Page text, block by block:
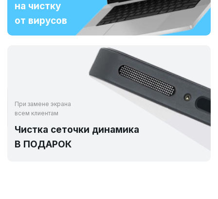
на чистку
от вирусов
При замене экрана
всем клиентам
Чистка сеточки динамика
В ПОДАРОК